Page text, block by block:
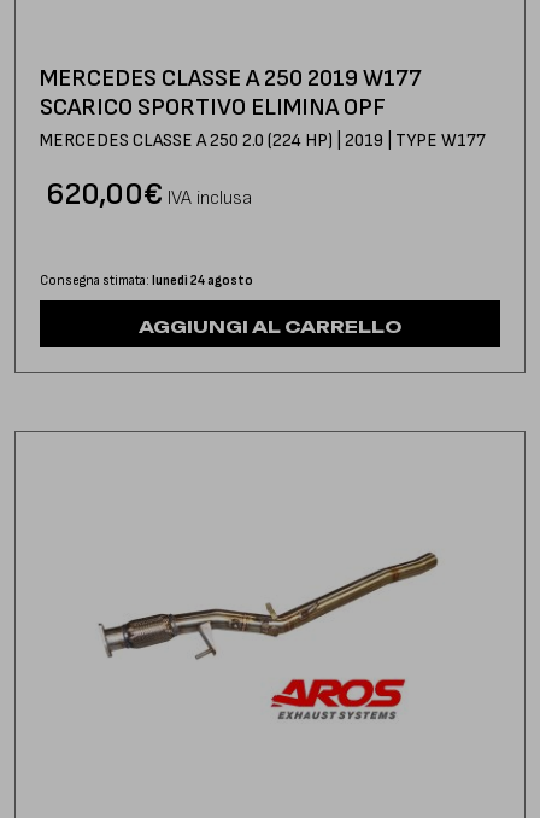
MERCEDES CLASSE A 250 2019 W177
SCARICO SPORTIVO ELIMINA OPF
MERCEDES CLASSE A 250 2.0 (224 HP) | 2019 | TYPE W177
€
620,00 IVA inclusa
Consegna stimata: lunedì 24 agosto
AGGIUNGI AL CARRELLO